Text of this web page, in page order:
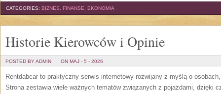
CATEGORIES: BIZNES, FINANSE, EKONOMIA
Historie Kierowców i Opinie
POSTED BY ADMIN ON MAJ - 5 - 2026
Rentdabcar to praktyczny serwis internetowy rozwijany z myślą o
Strona zestawia wiele ważnych tematów związanych z pojazdami, dzięki